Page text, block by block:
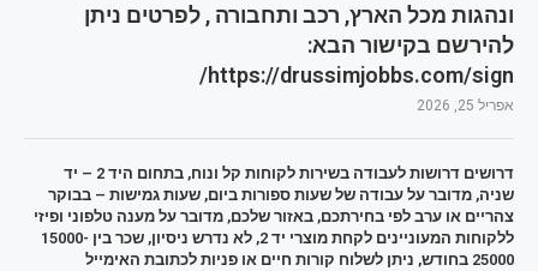
ונהגות מכל הארץ, רכב ותחבורה , לפרטים ניתן
להירשם בקישור הבא:
https://drussimjobbs.com/sign/
אפריל 25, 2026
דרושים דרושות לעבודה בשירות לקוחות קל ונוח, בתחום היד 2 – יד
שניה, מדובר על עבודה של שעות ספורות ביום, שעות גמישות – בבוקר
צהריים או ערב לפי בחירתכם, באזור שלכם, מדובר על מענה טלפוני ופיזי
ללקוחות המעוניינים לקחת מוצרי יד 2, לא נדרש ניסיון, שכר בין 15000-
25000 בחודש, ניתן לשלוח קורות חיים או פניות לכתובת האימייל